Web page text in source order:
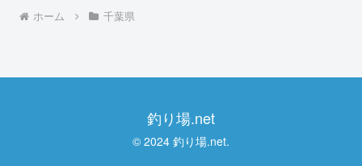
ホーム 千葉県
釣り場.net
© 2024 釣り場.net.